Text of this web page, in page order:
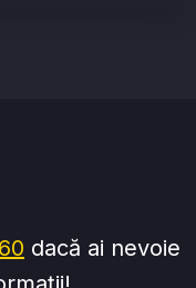
dacă ai nevoie